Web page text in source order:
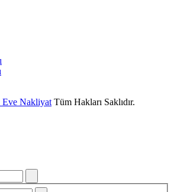
Eve Nakliyat Tüm Hakları Saklıdır.